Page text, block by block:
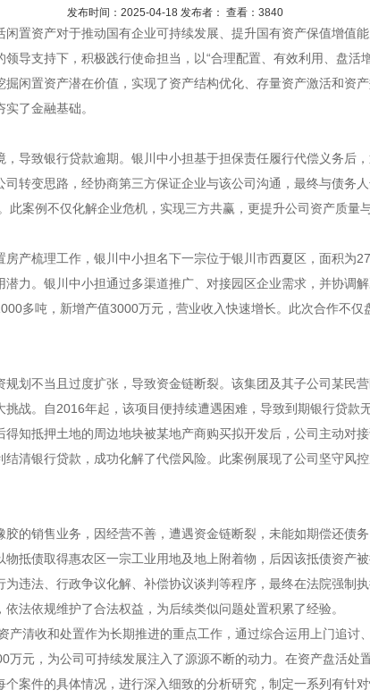
发布时间：2025-04-18 发布者： 查看：3840
置资产对于推动国有企业可持续发展、提升国有资产保值增值
导支持下，积极践行使命担当，以“合理配置、有效利用、盘活
闲置资产潜在价值，实现了资产结构优化、存量资产激活和资
了金融基础。
导致银行贷款逾期。银川中小担基于担保责任履行代偿义务后
转变思路，经协商第三方保证企业与该公司沟通，最终与债务
案例不仅化解企业危机，实现三方共赢，更提升公司资产质量
产梳理工作，银川中小担名下一宗位于银川市西夏区，面积为
力。银川中小担通过多渠道推广、对接园区企业需求，并协调
多吨，新增产值3000万元，营业收入快速增长。此次合作不
划不当且过度扩张，导致资金链断裂。该集团及其子公司某民
战。自2016年起，该项目便持续遭遇困难，导致到期银行贷款
知抵押土地的周边地块被某地产商购买拟开发后，公司主动对
清银行贷款，成功化解了代偿风险。此案例展现了公司坚守风
的销售业务，因经营不善，遭遇资金链断裂，未能如期偿还债
抵债取得惠农区一宗工业用地及地上附着物，后因该抵债资产
违法、行政争议化解、补偿协议谈判等程序，最终在法院强制
法依规维护了合法权益，为后续类似问题处置积累了经验。
产清收和处置作为长期推进的重点工作，通过综合运用上门追讨
万元，为公司可持续发展注入了源源不断的动力。在资产盘活处
案件的具体情况，进行深入细致的分析研究，制定一系列有针